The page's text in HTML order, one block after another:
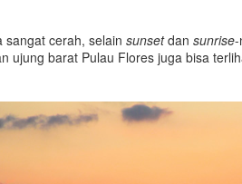
sangat cerah, selain sunsetdan sunrise-
ujung barat Pulau Flores juga bisa